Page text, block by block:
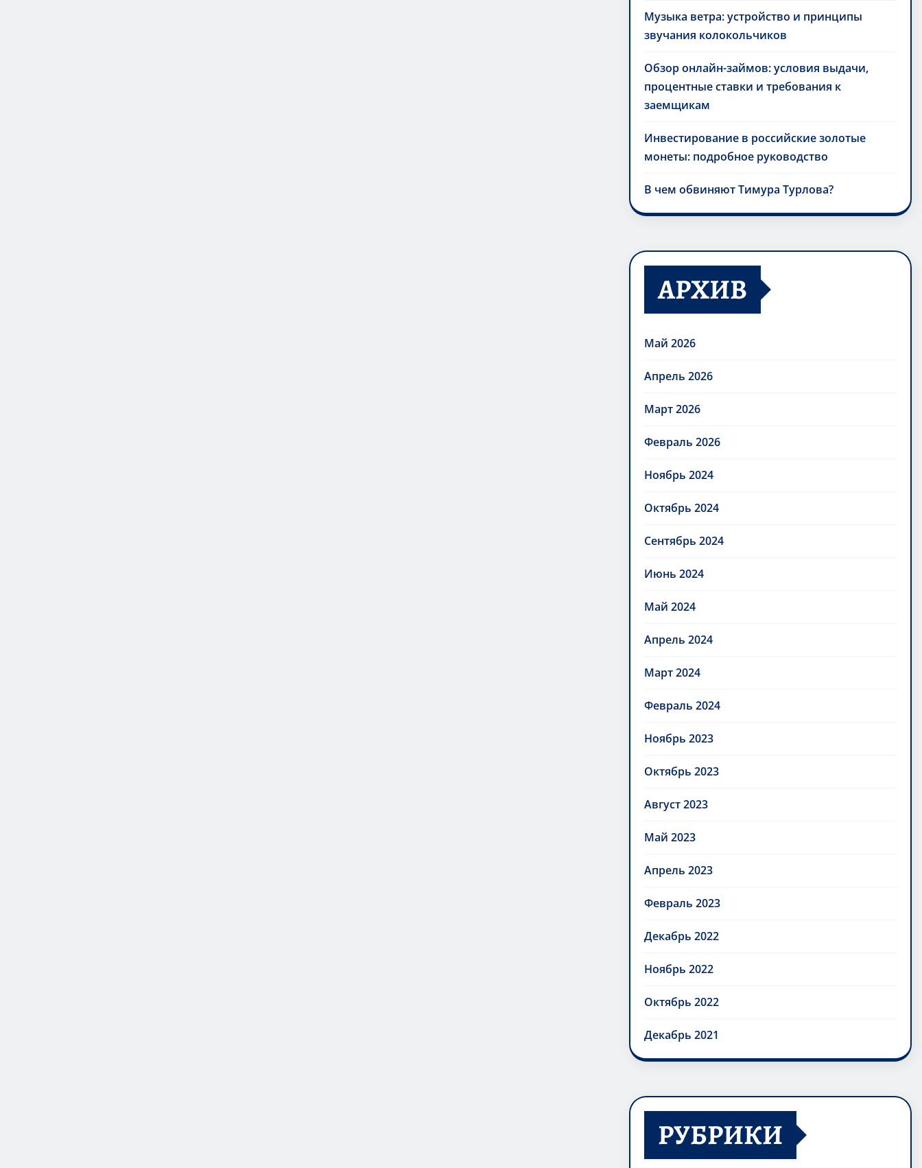
Музыка ветра: устройство и принципы
звучания колокольчиков
Обзор онлайн-займов: условия выдачи,
процентные ставки и требования к
заемщикам
Инвестирование в российские золотые
монеты: подробное руководство
В чем обвиняют Тимура Турлова?
АРХИВ
Май 2026
Апрель 2026
Март 2026
Февраль 2026
Ноябрь 2024
Октябрь 2024
Сентябрь 2024
Июнь 2024
Май 2024
Апрель 2024
Март 2024
Февраль 2024
Ноябрь 2023
Октябрь 2023
Август 2023
Май 2023
Апрель 2023
Февраль 2023
Декабрь 2022
Ноябрь 2022
Октябрь 2022
Декабрь 2021
РУБРИКИ